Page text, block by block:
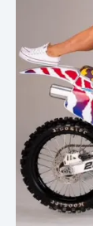
Soudé
et
Silencieux
SUZUKI
250
RM
1996